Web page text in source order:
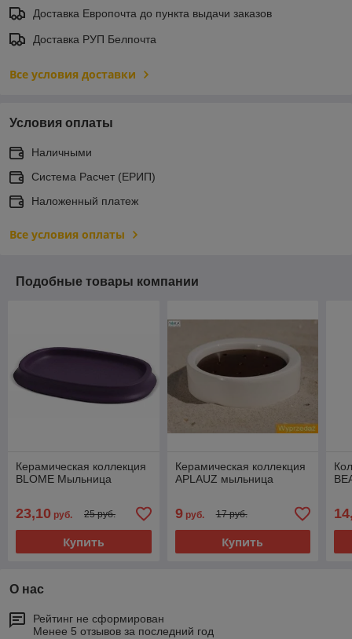
Доставка Европочта до пункта выдачи заказов
Доставка РУП Белпочта
Все условия доставки
Условия оплаты
Наличными
Система Расчет (ЕРИП)
Наложенный платеж
Все условия оплаты
Подобные товары компании
Керамическая коллекция
BLOME Мыльница
23,10 руб. 25 руб.
Купить
Керамическая коллекция
APLAUZ мыльница
9руб. 17 руб.
Купить
О нас
Рейтинг не сформирован
Менее 5 отзывов за последний год